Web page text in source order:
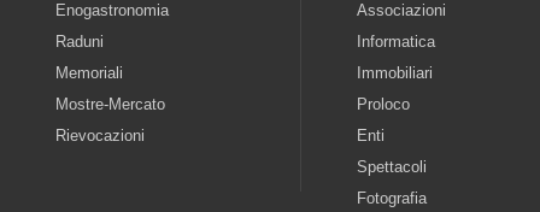
Enogastronomia
Raduni
Memoriali
Mostre-Mercato
Rievocazioni
Associazioni
Informatica
Immobiliari
Proloco
Enti
Spettacoli
Fotografia